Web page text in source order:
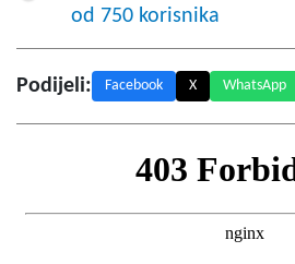
od 750 korisnika
Podijeli: Facebook X WhatsApp